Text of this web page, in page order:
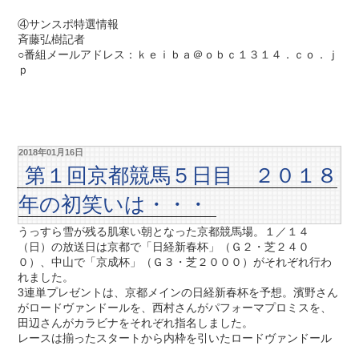
④サンスポ特選情報
斉藤弘樹記者
○番組メールアドレス：ｋｅｉｂａ＠ｏｂｃ１３１４．ｃｏ．ｊ
ｐ
2018年01月16日
第１回京都競馬５日目 ２０１８
年の初笑いは・・・
うっすら雪が残る肌寒い朝となった京都競馬場。１／１４
（日）の放送日は京都で「日経新春杯」（Ｇ２・芝２４０
０）、中山で「京成杯」（Ｇ３・芝２０００）がそれぞれ行わ
れました。
3連単プレゼントは、京都メインの日経新春杯を予想。濱野さん
がロードヴァンドールを、西村さんがパフォーマプロミスを、
田辺さんがカラビナをそれぞれ指名しました。
レースは揃ったスタートから内枠を引いたロードヴァンドール